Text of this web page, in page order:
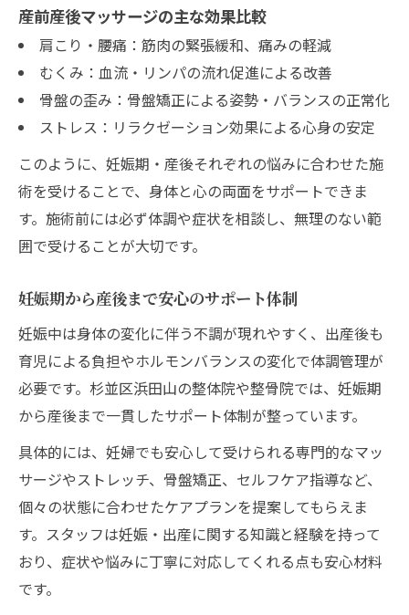
産前産後マッサージの主な効果比較
肩こり・腰痛：筋肉の緊張緩和、痛みの軽減
むくみ：血流・リンパの流れ促進による改善
骨盤の歪み：骨盤矯正による姿勢・バランスの正常化
ストレス：リラクゼーション効果による心身の安定
このように、妊娠期・産後それぞれの悩みに合わせた施
術を受けることで、身体と心の両面をサポートできま
す。施術前には必ず体調や症状を相談し、無理のない範
囲で受けることが大切です。
妊娠期から産後まで安心のサポート体制
妊娠中は身体の変化に伴う不調が現れやすく、出産後も
育児による負担やホルモンバランスの変化で体調管理が
必要です。杉並区浜田山の整体院や整骨院では、妊娠期
から産後まで一貫したサポート体制が整っています。
具体的には、妊婦でも安心して受けられる専門的なマッ
サージやストレッチ、骨盤矯正、セルフケア指導など、
個々の状態に合わせたケアプランを提案してもらえま
す。スタッフは妊娠・出産に関する知識と経験を持って
おり、症状や悩みに丁寧に対応してくれる点も安心材料
です。